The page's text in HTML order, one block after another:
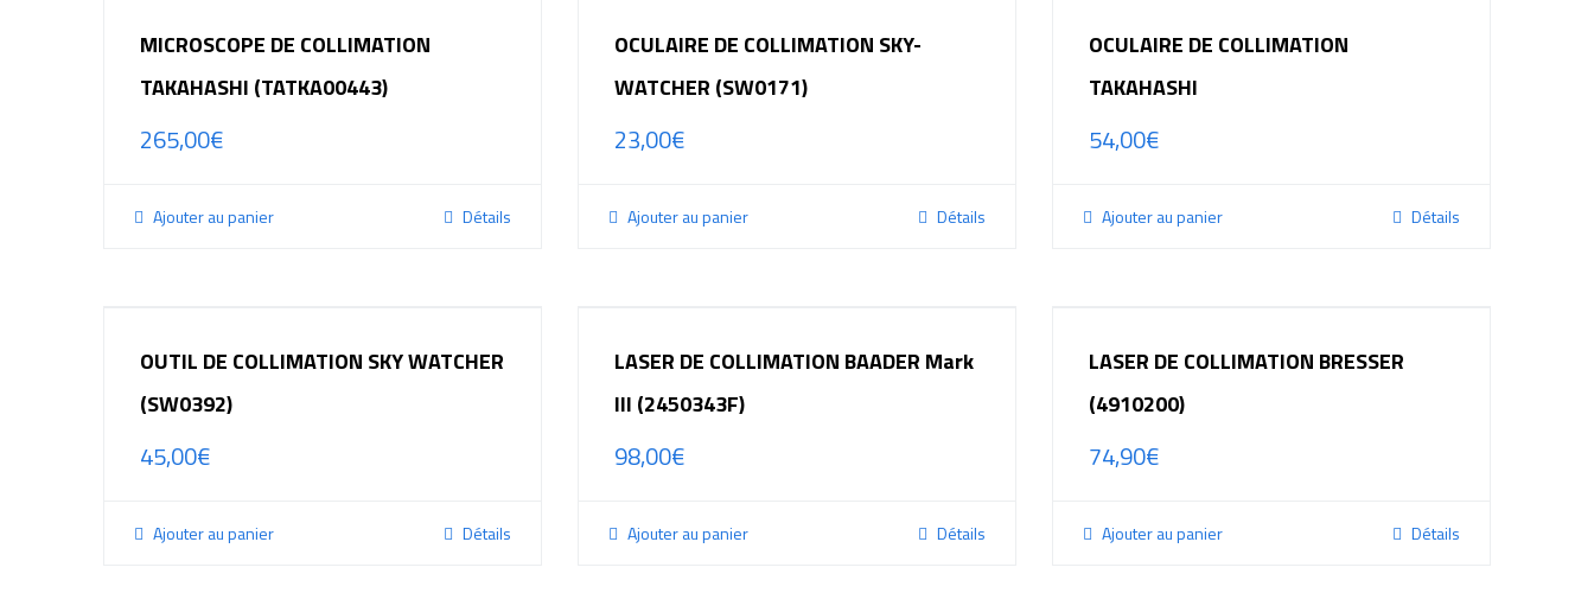
MICROSCOPE DE COLLIMATION
TAKAHASHI (TATKA00443)
265,00€
Ajouter au panier Détails
OCULAIRE DE COLLIMATION SKY-
WATCHER (SW0171)
23,00€
Ajouter au panier Détails
OCULAIRE DE COLLIMATION
TAKAHASHI
54,00€
Ajouter au panier Détails
OUTIL DE COLLIMATION SKY WATCHER
(SW0392)
45,00€
Ajouter au panier Détails
LASER DE COLLIMATION BAADER Mark
III (2450343F)
98,00€
Ajouter au panier Détails
LASER DE COLLIMATION BRESSER
(4910200)
74,90€
Ajouter au panier Détails